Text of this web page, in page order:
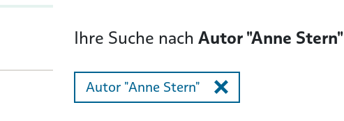
Ihre Suche nach Autor "Anne Stern"
Autor "Anne Stern"